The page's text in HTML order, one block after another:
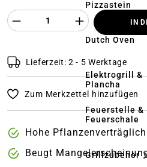
Pizzastein
Dutch Oven
Elektrogrill &
Plancha
Feuerstelle &
Feuerschale
Grillzubehör
Produkt Anzahl des IN
Lieferzeit: 2 - 5 Werktage
Zum Merkzettel hinzufügen
Hohe
Beugt